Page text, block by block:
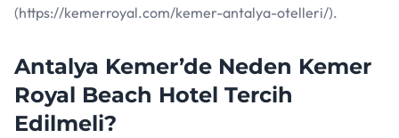
(https://kemerroyal.com/kemer-antalya-otelleri/).
Antalya Kemer’de Neden Kemer
Royal Beach Hotel Tercih
Edilmeli?